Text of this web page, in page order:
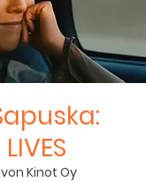
Kinot Oy